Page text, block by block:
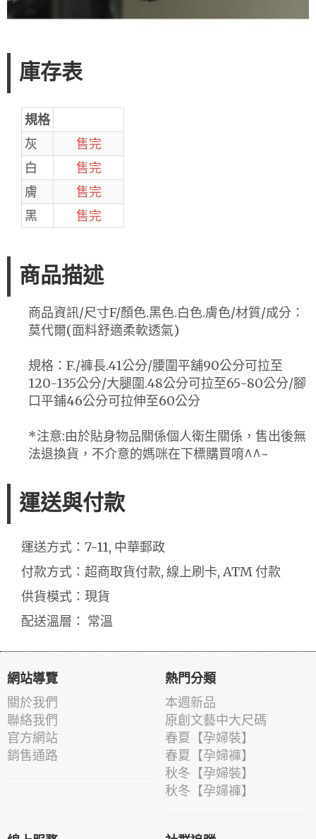
庫存表
規格
灰
售完
白
售完
膚
售完
黑
售完
商品描述
商品資訊/尺寸F/顏色.黑色.白色.膚色/材質/成分：
莫代爾(面料舒適柔軟透氣)
規格：F./褲長.41公分/腰圍平舖90公分可拉至
120-135公分/大腿圍.48公分可拉至65-80公分/腳
口平鋪46公分可拉伸至60公分
*注意:由於貼身物品關係個人衛生關係，售出後無
法退換貨，不介意的媽咪在下標購買唷^^~
運送與付款
運送方式：7-11, 中華郵政
付款方式：超商取貨付款, 線上刷卡, ATM 付款
供貨模式：現貨
配送溫層： 常溫
網站導覽
關於我們
聯絡我們
官方網站
銷售通路
熱門分類
本週新品
原創文藝中大尺碼
春夏【孕婦裝】
春夏【孕婦褲】
秋冬【孕婦裝】
秋冬【孕婦褲】